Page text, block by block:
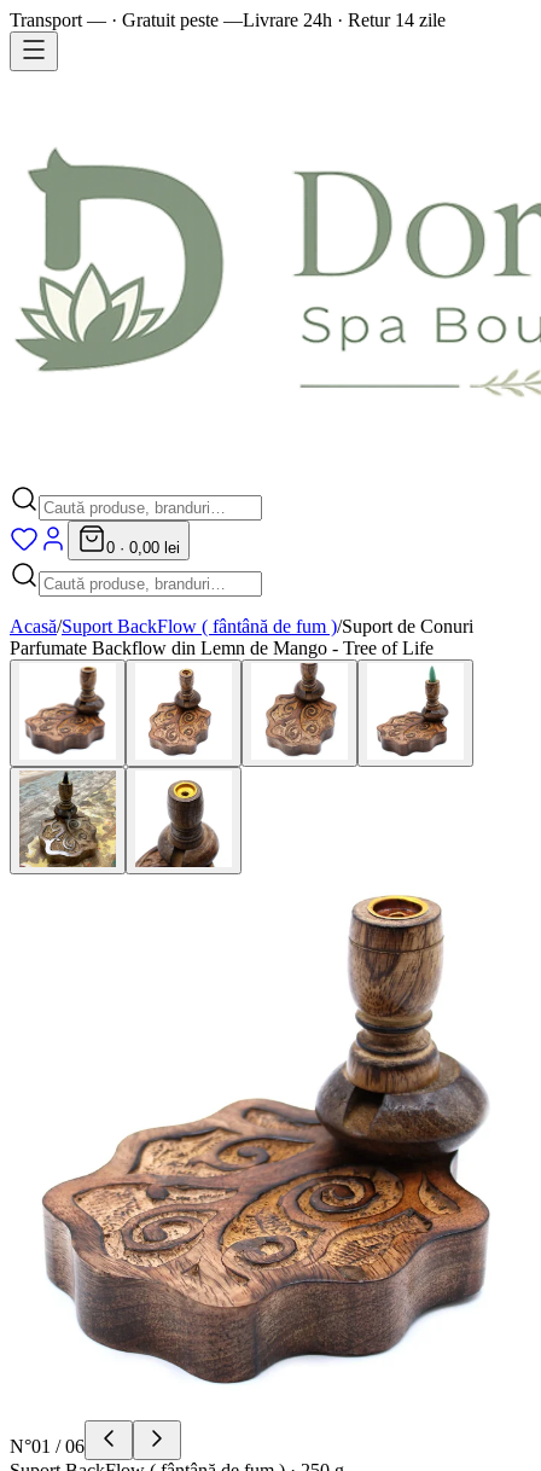
Transport — · Gratuit peste —Livrare 24h · Retur 14 zile
0 · 0,00 lei
Acasă/Suport BackFlow ( fântână de fum )/Suport de Conuri
Parfumate Backflow din Lemn de Mango - Tree of Life
N°01 /06